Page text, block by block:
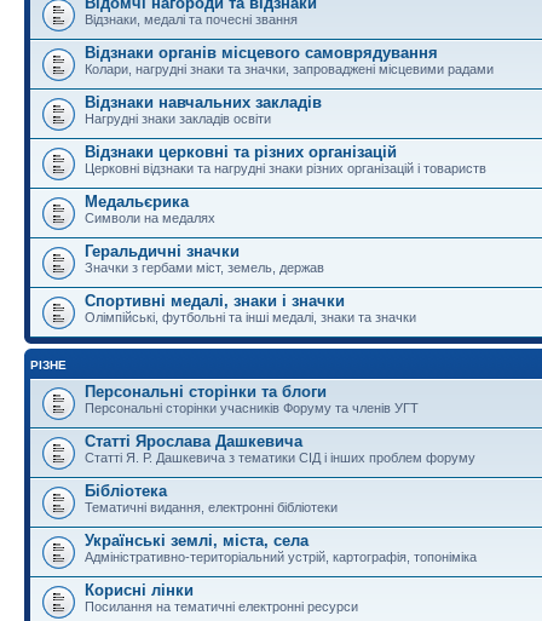
Відзнаки, медалі та почесні звання
Відзнаки органів місцевого самоврядування
Колари, нагрудні знаки та значки, запроваджені місцевими радами
Відзнаки навчальних закладів
Нагрудні знаки закладів освіти
Відзнаки церковні та різних організацій
Церковні відзнаки та нагрудні знаки різних організацій і товариств
Медальєрика
Символи на медалях
Геральдичні значки
Значки з гербами міст, земель, держав
Спортивні медалі, знаки і значки
Олімпійські, футбольні та інші медалі, знаки та значки
РІЗНЕ
Персональні сторінки та блоги
Персональні сторінки учасників Форуму та членів УГТ
Статті Ярослава Дашкевича
Статті Я. Р. Дашкевича з тематики СІД і інших проблем форуму
Бібліотека
Тематичні видання, електронні бібліотеки
Українські землі, міста, села
Адміністративно-територіальний устрій, картографія, топоніміка
Корисні лінки
Посилання на тематичні електронні ресурси